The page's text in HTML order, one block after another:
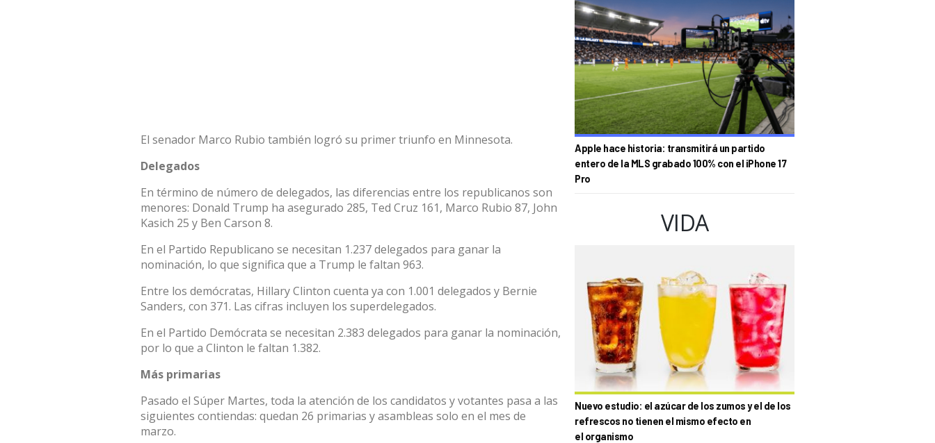
El senador Marco Rubio también logró su primer triunfo en Minnesota.
Delegados
En término de número de delegados, las diferencias entre los republicanos son
menores: Donald Trump ha asegurado 285, Ted Cruz 161, Marco Rubio 87, John
Kasich 25 y Ben Carson 8.
En el Partido Republicano se necesitan 1.237 delegados para ganar la
nominación, lo que significa que a Trump le faltan 963.
Entre los demócratas, Hillary Clinton cuenta ya con 1.001 delegados y Bernie
Sanders, con 371. Las cifras incluyen los superdelegados.
En el Partido Demócrata se necesitan 2.383 delegados para ganar la nominación,
por lo que a Clinton le faltan 1.382.
Más primarias
Pasado el Súper Martes, toda la atención de los candidatos y votantes pasa a las
siguientes contiendas: quedan 26 primarias y asambleas solo en el mes de
marzo.
Apple hace historia: transmitirá un partido
entero de la MLS grabado 100% con el iPhone 17
Pro
VIDA
Nuevo estudio: el azúcar de los zumos y el de los
refrescos no tienen el mismo efecto en
el organismo